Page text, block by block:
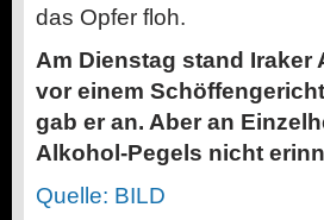
das Opfer floh.
Am Dienstag stand Iraker
vor einem
gab er an. Aber an
Alkohol-Pegels nicht
Quelle: BILD